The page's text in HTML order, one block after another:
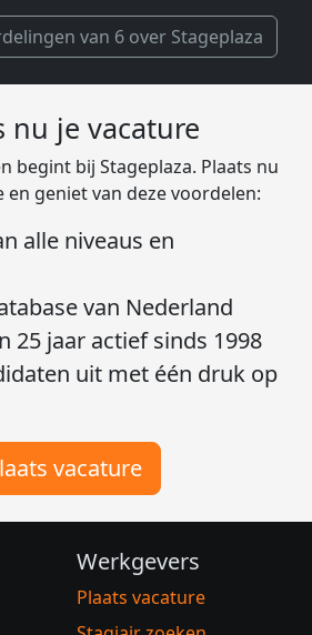
van 6 over Stageplaza
nu je vacature
begint bij Stageplaza. Plaats nu
en geniet van deze voordelen:
alle niveaus en
van Nederland
25 jaar actief sinds 1998
uit met één druk op
vacature
Werkgevers
Plaats vacature